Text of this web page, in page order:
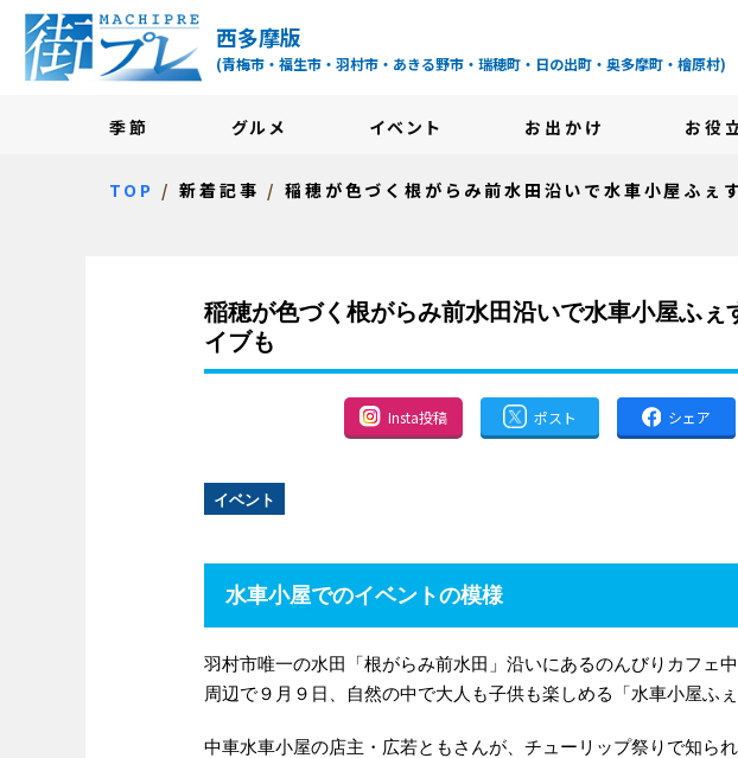
街プレ -東京・西多摩の地域情報サ
西多摩版
(青梅市・福生市・羽村市・あきる野市・瑞穂町・日の出町・奥多摩町・檜原村)
季節 グルメ イベント お出かけ お役
TOP 新着記事 稲穂が色づく根がらみ前水田沿いで水車小屋ふぇ
稲穂が色づく根がらみ前水田沿いで水車小屋ふぇ
イブも
Insta投稿 ポスト シェア
イベント
水車小屋でのイベントの模様
羽村市唯一の水田「根がらみ前水田」沿いにあるのんびりカフェ
周辺で９月９日、自然の中で大人も子供も楽しめる「水車小屋ふ
中車水車小屋の店主・広若ともさんが、チューリップ祭りで知ら